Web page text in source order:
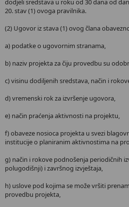
dodjeli sredstava u roku od 30 dana od
20. stav (1) ovoga pravilnika.
(2) Ugovor iz stava (1) ovog člana
a) podatke o ugovornim stranama,
b) naziv projekta za čiju provedbu su
c) visinu dodiljenih sredstava, način i
d) vremenski rok za izvršenje ugovora,
e) način praćenja aktivnosti na projektu,
f) obaveze nosioca projekta u svezi
institucije o planiranim aktivnostima na
g) način i rokove podnošenja periodičnih
polugodišnji) i završnog izvještaja,
h) uslove pod kojima se može vršiti
provedbu projekta,